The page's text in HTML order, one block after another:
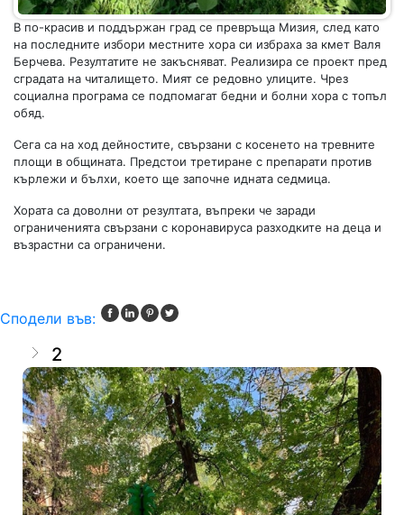
В по-красив и поддържан град се превръща Мизия, след като
на последните избори местните хора си избраха за кмет Валя
Берчева. Резултатите не закъсняват. Реализира се проект пред
сградата на читалището. Мият се редовно улиците. Чрез
социална програма се подпомагат бедни и болни хора с топъл
обяд.
Сега са на ход дейностите, свързани с косенето на тревните
площи в общината. Предстои третиране с препарати против
кърлежи и бълхи, което ще започне идната седмица.
Хората са доволни от резултата, въпреки че заради
ограниченията свързани с коронавируса разходките на деца и
възрастни са ограничени.
Сподели във:
2